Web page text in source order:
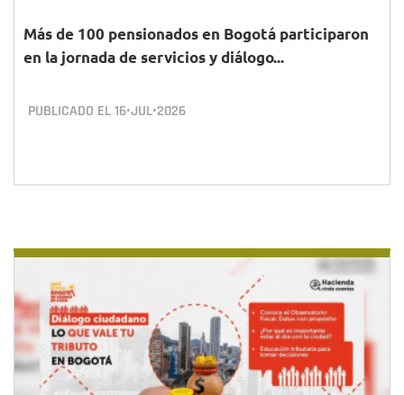
Más de 100 pensionados en Bogotá participaron
en la jornada de servicios y diálogo...
PUBLICADO EL16•JUL•2026